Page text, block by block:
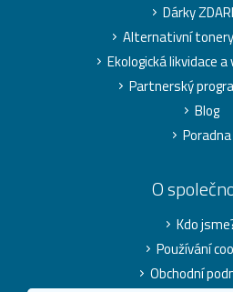
Dárky
Alternativní tonery
Ekologická likvidace
Partnerský
Blog
Poradna
O
Kdo
Používání
Obchodní